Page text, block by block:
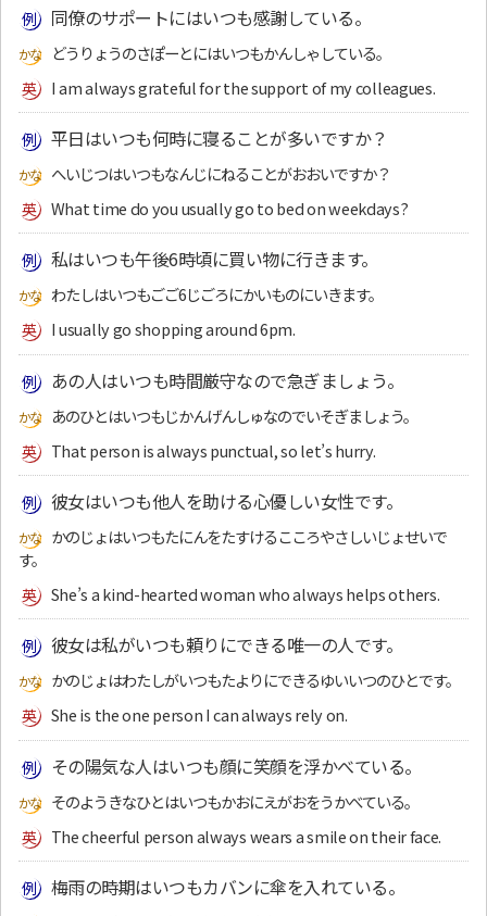
同僚のサポートにはいつも感謝している。
どうりょうのさぽーとにはいつもかんしゃしている。
I am always grateful for the support of my colleagues.
平日はいつも何時に寝ることが多いですか？
へいじつはいつもなんじにねることがおおいですか？
What time do you usually go to bed on weekdays?
私はいつも午後6時頃に買い物に行きます。
わたしはいつもごご6じごろにかいものにいきます。
I usually go shopping around 6pm.
あの人はいつも時間厳守なので急ぎましょう。
あのひとはいつもじかんげんしゅなのでいそぎましょう。
That person is always punctual, so let’s hurry.
彼女はいつも他人を助ける心優しい女性です。
かのじょはいつもたにんをたすけるこころやさしいじょせいで
す。
She’s a kind-hearted woman who always helps others.
彼女は私がいつも頼りにできる唯一の人です。
かのじょはわたしがいつもたよりにできるゆいいつのひとです。
She is the one person I can always rely on.
その陽気な人はいつも顔に笑顔を浮かべている。
そのようきなひとはいつもかおにえがおをうかべている。
The cheerful person always wears a smile on their face.
梅雨の時期はいつもカバンに傘を入れている。